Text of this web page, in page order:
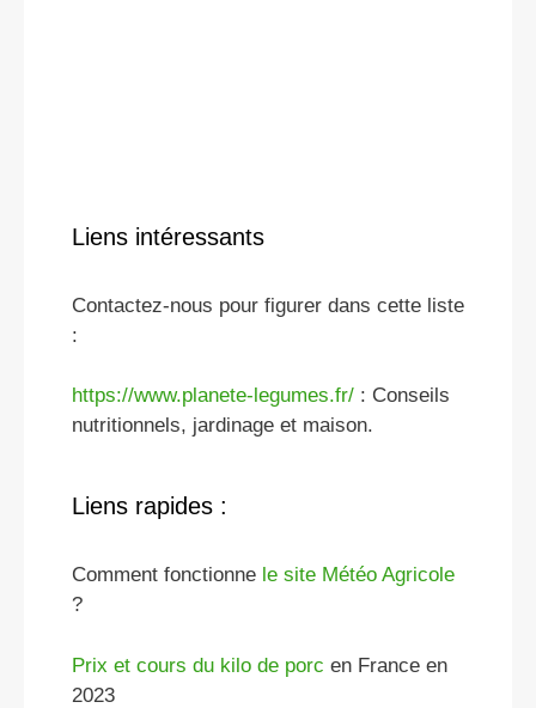
Liens intéressants
Contactez-nous pour figurer dans cette liste
:
https://www.planete-legumes.fr/ : Conseils
nutritionnels, jardinage et maison.
Liens rapides :
Comment fonctionne le site Météo Agricole
?
Prix et cours du kilo de porc en France en
2023